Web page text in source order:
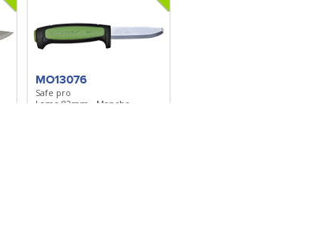
MO13076
Safe pro
Lame 82mm - Manche